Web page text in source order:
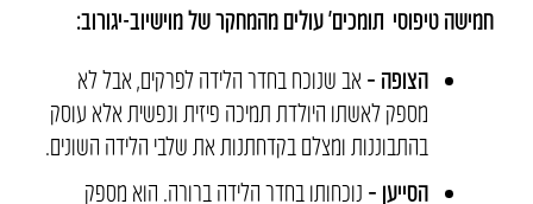
חמישה טיפוסי ‘תומכים’ עולים מהמחקר של מוישיוב-יגורוב:
הצופה – אב שנוכח בחדר הלידה לפרקים, אבל לא
מספק לאשתו היולדת תמיכה פיזית ונפשית אלא עוסק
בהתבוננות ומצלם בקדחתנות את שלבי הלידה השונים.
הסייען – נוכחותו בחדר הלידה ברורה. הוא מספק